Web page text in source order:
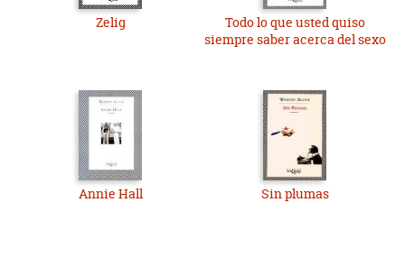
Zelig
Todo lo que usted quiso
siempre saber acerca del sexo
Annie Hall Sin plumas